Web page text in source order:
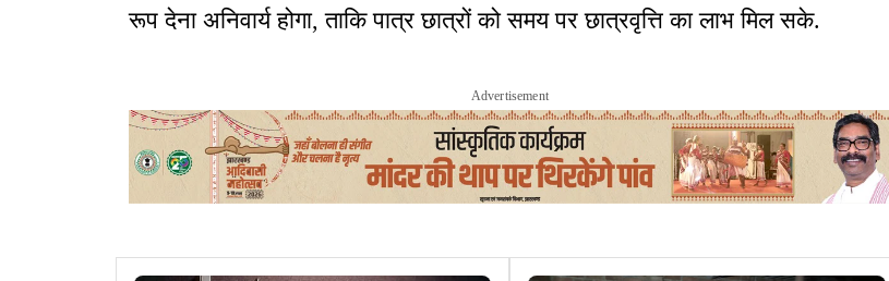
रूप देना अनिवार्य होगा, ताकि पात्र छात्रों को समय पर छात्रवृत्ति का लाभ मिल सके.
Advertisement